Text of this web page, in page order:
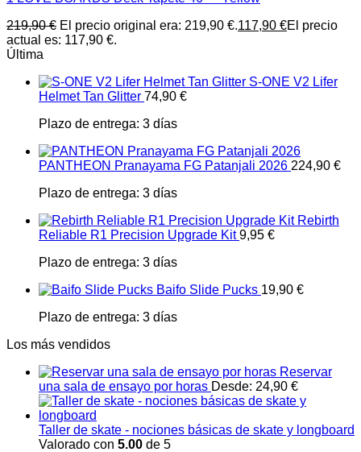
219,90€ El precio original era: 219,90 €.117,90 €El precio
actual es: 117,90 €.
Última
S-ONE V2 Lifer
Helmet Tan Glitter 74,90 €
Plazo de entrega: 3 días
PANTHEON Pranayama FG Patanjali 2026 224,90 €
Plazo de entrega: 3 días
Rebirth
Reliable R1 Precision Upgrade Kit 9,95 €
Plazo de entrega: 3 días
Baifo Slide Pucks 19,90 €
Plazo de entrega: 3 días
Los más vendidos
Reservar
una sala de ensayo por horas Desde: 24,90 €
Taller de skate - nociones básicas de skate y longboard
Valorado con 5.00 de 5